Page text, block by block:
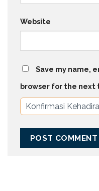
Website
Save my name,
browser for the next